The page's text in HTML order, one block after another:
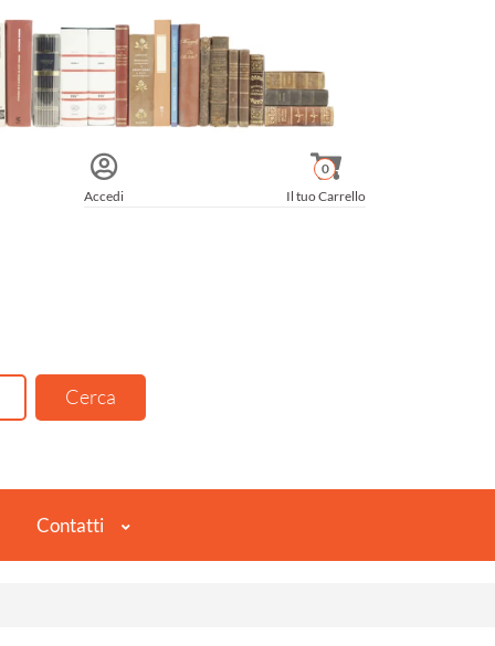
Accedi Il tuo Carrello
0
Contatti